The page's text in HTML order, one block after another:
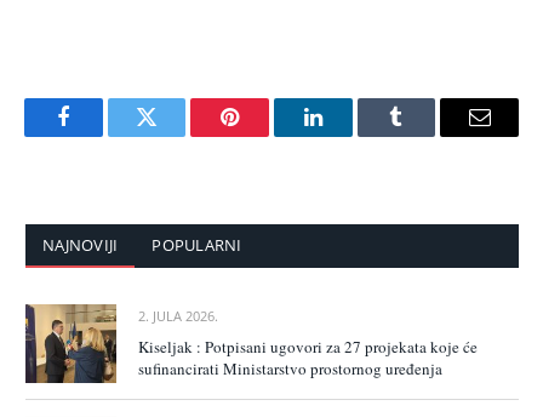
FacebookTwitter Pinterest LinkedInTumblr Email
NAJNOVIJI POPULARNI
2. JULA 2026.
Kiseljak : Potpisani ugovori za 27 projekata koje će
sufinancirati Ministarstvo prostornog uređenja